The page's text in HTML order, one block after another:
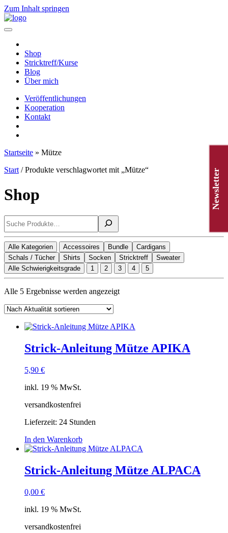
Zum Inhalt springen
Hauptnavigation
Shop
Stricktreff/Kurse
Blog
Über mich
Veröffentlichungen
Kooperation
Kontakt
Startseite » Mütze
Start / Produkte verschlagwortet mit „Mütze“
Shop
Suchen
Alle Kategorien Accessoires Bundle
Cardigans
Schals / Tücher
Shirts Socken Stricktreff
Sweater
Alle Schwierigkeitsgrade
1 2 3 4 5
Alle 5 Ergebnisse werden angezeigtNach
Strick-Anleitung Mütze APIKA
5,90 €
inkl. 19 % MwSt.
versandkostenfrei
Lieferzeit: 24 Stunden
In den Warenkorb
Strick-Anleitung Mütze ALPACA
0,00 €
inkl. 19 % MwSt.
versandkostenfrei
Newsletter